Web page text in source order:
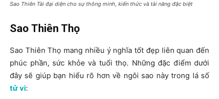
Sao Thiên Tài đại diện cho sự thông minh, kiến thức và tài năng đặc biệt
Sao Thiên Thọ
Sao Thiên Thọ mang nhiều ý nghĩa tốt đẹp liên quan đến
phúc phần, sức khỏe và tuổi thọ. Những đặc điểm dưới
đây sẽ giúp bạn hiểu rõ hơn về ngôi sao này trong lá số
tử vi: